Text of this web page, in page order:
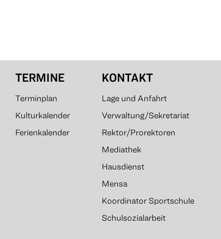
TERMINE
Terminplan
Kulturkalender
Ferienkalender
KONTAKT
Lage und Anfahrt
Verwaltung/Sekretariat
Rektor/Prorektoren
Mediathek
Hausdienst
Mensa
Koordinator Sportschule
Schulsozialarbeit